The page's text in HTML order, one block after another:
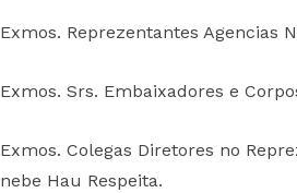
Exmos. Reprezentantes Agencias
Exmos. Srs. Embaixadores e
Exmos. Colegas Diretores no
nebe Hau Respeita.